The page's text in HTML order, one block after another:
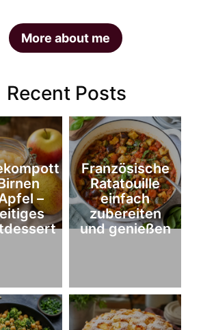
More about me
Recent Posts
–
Französische
Ratatouille
einfach
zubereiten
und genießen